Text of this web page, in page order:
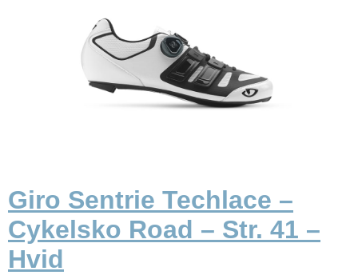
Giro Sentrie Techlace –
Cykelsko Road – Str. 41 –
Hvid